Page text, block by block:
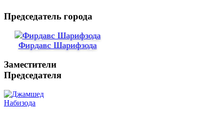
Председатель города
Фирдавс Шарифзода
Заместители
Председателя